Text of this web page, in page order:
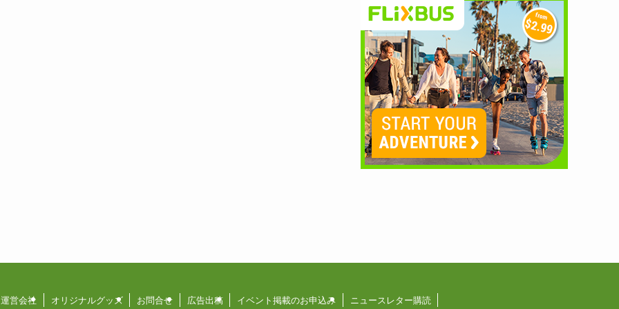
運営会社 オリジナルグッズ お問合せ 広告出稿 イベント掲載のお申込み ニュースレター購読